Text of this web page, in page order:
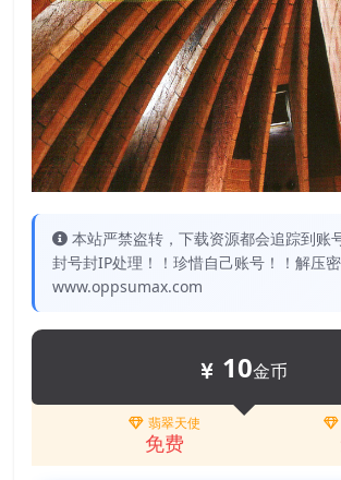
本站严禁盗转，下载资源都会追踪到账
封号封IP处理！！珍惜自己账号！！解压
www.oppsumax.com
10金币
翡翠天使
免费